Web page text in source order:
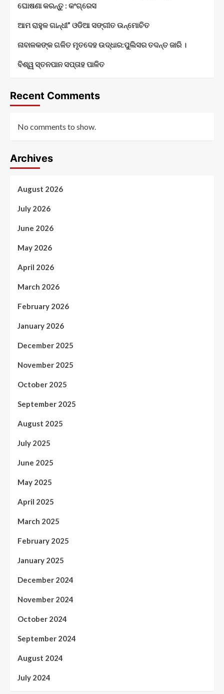
ଘୋଷଣା କରନ୍ତୁ : କଂଗ୍ରେସ
ଆମ ରାହୁଳ ଗାନ୍ଧୀ” ଓଡିଆ ସଙ୍ଗୀତ ଉନ୍ମୋଚିତ
ନାବାଳକଙ୍କ ଗଳିତ ମୃତଦେହ ଉଦ୍ଧାର:ପୁଲିସର ତଦନ୍ତ ଜାରି ।
ବିଶ୍ୱ ସ୍ତନପାନ ସପ୍ତାହ ପାଳିତ
Recent Comments
No comments to show.
Archives
August 2026
July 2026
June 2026
May 2026
April 2026
March 2026
February 2026
January 2026
December 2025
November 2025
October 2025
September 2025
August 2025
July 2025
June 2025
May 2025
April 2025
March 2025
February 2025
January 2025
December 2024
November 2024
October 2024
September 2024
August 2024
July 2024